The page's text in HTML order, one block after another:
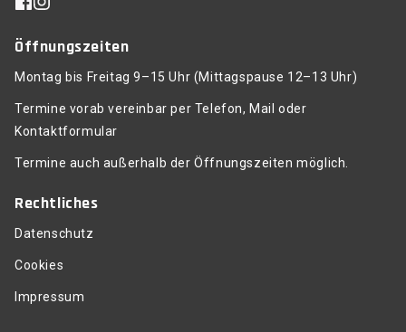
Öffnungszeiten
Montag bis Freitag 9–15 Uhr (Mittagspause 12–13 Uhr)
Termine vorab vereinbar per Telefon, Mail oder
Kontaktformular
Termine auch außerhalb der Öffnungszeiten möglich.
Rechtliches
Datenschutz
Cookies
Impressum